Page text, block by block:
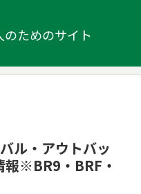
ためのサイト
ル・アウトバッ
報※BR9・BRF・